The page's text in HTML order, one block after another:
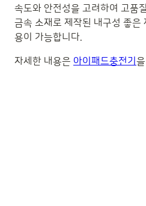
속도와 안전성을 고려하여 고품
금속 소재로 제작된 내구성 좋은
용이 가능합니다.
자세한 내용은 아이패드충전기